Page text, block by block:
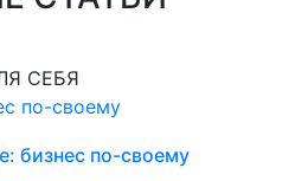
СЕБЯ
бизнес по-своему